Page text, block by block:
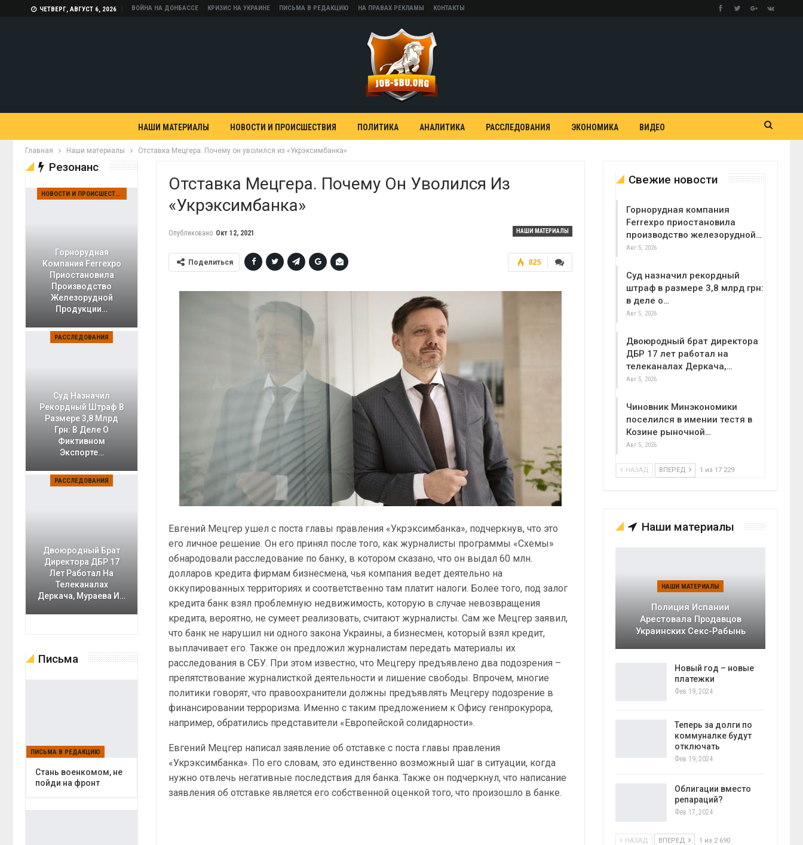
ЧЕТВЕРГ, АВГУСТ 6, 2026 ВОЙНА НА ДОНБАССЕ КРИЗИС НА УКРАИНЕ ПИСЬМА В РЕДАКЦИЮ НА ПРАВАХ РЕКЛАМЫ КОНТАКТЫ
НАШИ МАТЕРИАЛЫ НОВОСТИ И ПРОИСШЕСТВИЯ ПОЛИТИКА АНАЛИТИКА РАССЛЕДОВАНИЯ ЭКОНОМИКА ВИДЕО
Главная Наши материалы Отставка Мецгера. Почему он уволился из «Укрэксимбанка»
Отставка Мецгера. Почему Он Уволился Из
«Укрэксимбанка»
НАШИ МАТЕРИАЛЫ
Опубликовано Окт 12, 2021
825
Поделиться
Евгений Мецгер ушел с поста главы правления «Укрэксимбанка», подчеркнув, что это
его личное решение. Он его принял после того, как журналисты программы «Схемы»
обнародовали расследование по банку, в котором сказано, что он выдал 60 млн.
долларов кредита фирмам бизнесмена, чья компания ведет деятельно на
оккупированных территориях и соответственно там платит налоги. Более того, под залог
кредита банк взял проблемную недвижимость, которую в случае невозвращения
кредита, вероятно, не сумеет реализовать, считают журналисты. Сам же Мецгер заявил,
что банк не нарушил ни одного закона Украины, а бизнесмен, который взял кредит,
выплачивает его. Также он предложил журналистам передать материалы их
расследования в СБУ. При этом известно, что Мецгеру предъявлено два подозрения –
препятствование журналисткой деятельности и лишение свободы. Впрочем, многие
политики говорят, что правоохранители должны предъявлять Мецгеру подозрение в
финансировании терроризма. Именно с таким предложением к Офису генпрокурора,
например, обратились представители «Европейской солидарности».
Евгений Мецгер написал заявление об отставке с поста главы правления
«Укрэксимбанка». По его словам, это единственно возможный шаг в ситуации, когда
нужно отвлечь негативные последствия для банка. Также он подчеркнул, что написание
заявления об отставке является его собственной оценкой того, что произошло в банке.
Свежие новости
Горнорудная компания
Ferrexpo приостановила
производство железорудной…
Авг 5, 2026
Суд назначил рекордный
штраф в размере 3,8 млрд грн:
в деле о…
Авг 5, 2026
Двоюродный брат директора
ДБР 17 лет работал на
телеканалах Деркача,…
Авг 5, 2026
Чиновник Минэкономики
поселился в имении тестя в
Козине рыночной…
Авг 5, 2026
НАЗАД ВПЕРЕД 1 из 17 229
Наши материалы
НАШИ МАТЕРИАЛЫ
Полиция Испании
Арестовала Продавцов
Украинских Секс-Рабынь
Новый год – новые
платежки
Фев 19, 2024
Теперь за долги по
коммуналке будут
отключать
Фев 19, 2024
Облигации вместо
репараций?
Фев 17, 2024
НАЗАД ВПЕРЕД 1 из 2 690
Резонанс
НОВОСТИ И ПРОИСШЕСТВИЯ
Горнорудная
Компания Ferrexpo
Приостановила
Производство
Железорудной
Продукции…
РАССЛЕДОВАНИЯ
Суд Назначил
Рекордный Штраф В
Размере 3,8 Млрд
Грн: В Деле О
Фиктивном
Экспорте…
РАССЛЕДОВАНИЯ
Двоюродный Брат
Директора ДБР 17
Лет Работал На
Телеканалах
Деркача, Мураева И…
Письма
ПИСЬМА В РЕДАКЦИЮ
Cтань военкомом, не
пойди на фронт